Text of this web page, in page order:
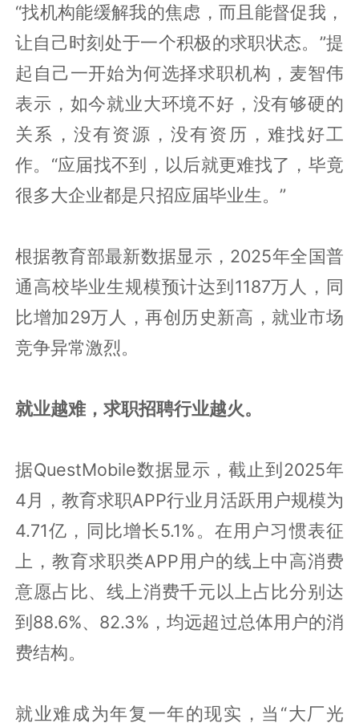
“找机构能缓解我的焦虑，而且能督促我，
让自己时刻处于一个积极的求职状态。”提
起自己一开始为何选择求职机构，麦智伟
表示，如今就业大环境不好，没有够硬的
关系，没有资源，没有资历，难找好工
作。“应届找不到，以后就更难找了，毕竟
很多大企业都是只招应届毕业生。”
根据教育部最新数据显示，2025年全国普
通高校毕业生规模预计达到1187万人，同
比增加29万人，再创历史新高，就业市场
竞争异常激烈。
就业越难，求职招聘行业越火。
据QuestMobile数据显示，截止到2025年
4月，教育求职APP行业月活跃用户规模为
4.71亿，同比增长5.1%。在用户习惯表征
上，教育求职类APP用户的线上中高消费
意愿占比、线上消费千元以上占比分别达
到88.6%、82.3%，均远超过总体用户的消
费结构。
就业难成为年复一年的现实，当“大厂光